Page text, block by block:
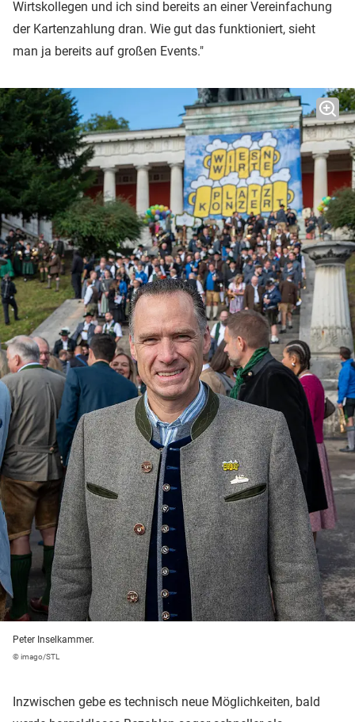
Wirtskollegen und ich sind bereits an einer Vereinfachung
der Kartenzahlung dran. Wie gut das funktioniert, sieht
man ja bereits auf großen Events."
Peter Inselkammer.
© imago/STL
Inzwischen gebe es technisch neue Möglichkeiten, bald